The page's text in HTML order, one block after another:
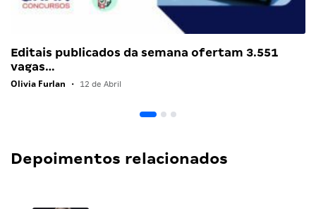
Editais publicados da semana ofertam 3.551
vagas…
Olivia Furlan • 12 de Abril
Depoimentos relacionados